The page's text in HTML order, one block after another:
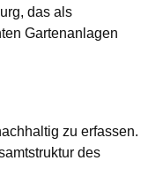
das als
Gartenanlagen
zu erfassen.
des